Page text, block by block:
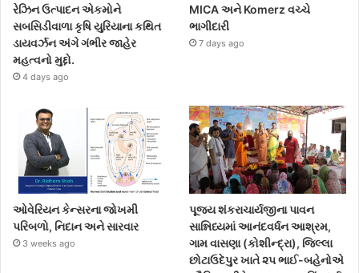
રેઝિન ઉત્પાદન એકમોને
સબસિડીવાળા કૃષિ યુરિયાના કથિત
ડાયવર્ઝન અંગે ગંભીર જાહેર
મહત્વનો મુદ્દો.
4 days ago
MICA અને Komerz વચ્ચે
ભાગીદારી
7 days ago
ઓવેરિયન કેન્સરના જોખમી
પરિબળો, નિદાન અને સારવાર
3 weeks ago
પૂજ્ય શંકરાચાર્યજીના પાવન
સાન્નિધ્યમાં આનંદવર્ધન આશ્રમ,
ગામ વાસણા (કોશીન્દ્રા), જિલ્લા
છોટાઉદેપુર ખાતે ૨૫ ભાઈ-બહેનોએ